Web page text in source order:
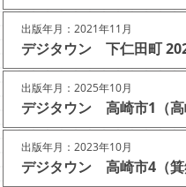
出版年月：2021年11月
デジタウン 下仁田町
出版年月：2025年10月
デジタウン 高崎市1（
出版年月：2023年10月
デジタウン 高崎市4（